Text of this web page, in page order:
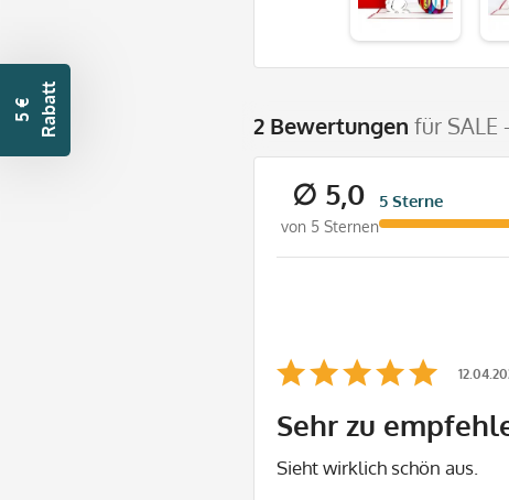
2 Bewertungen für SALE
∅ 5,0
von 5 Sternen
5 Sterne
Sehr zu
Sieht wirklich schön aus.
5
€
R
a
b
a
t t